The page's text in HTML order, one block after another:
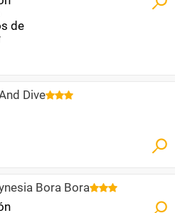
Dive
Bora Bora